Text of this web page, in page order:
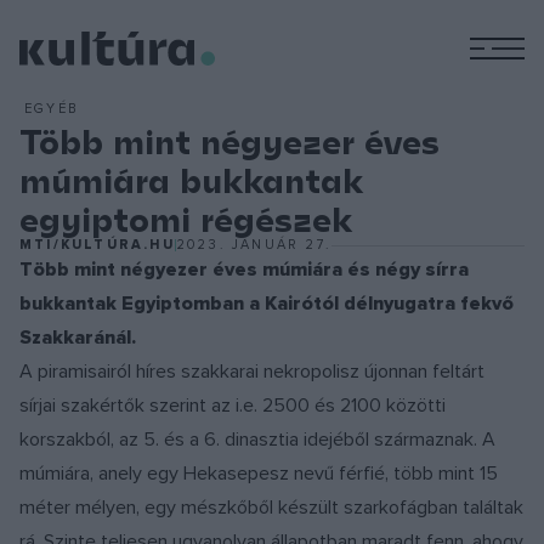
EGYÉB
Több mint négyezer éves
múmiára bukkantak
egyiptomi régészek
MTI/KULTÚRA.HU 2023. JANUÁR 27.
Több mint négyezer éves múmiára és négy sírra
bukkantak Egyiptomban a Kairótól délnyugatra fekvő
Szakkaránál.
A piramisairól híres szakkarai nekropolisz újonnan feltárt
sírjai szakértők szerint az i.e. 2500 és 2100 közötti
korszakból, az 5. és a 6. dinasztia idejéből származnak. A
múmiára, anely egy Hekasepesz nevű férfié, több mint 15
méter mélyen, egy mészkőből készült szarkofágban találtak